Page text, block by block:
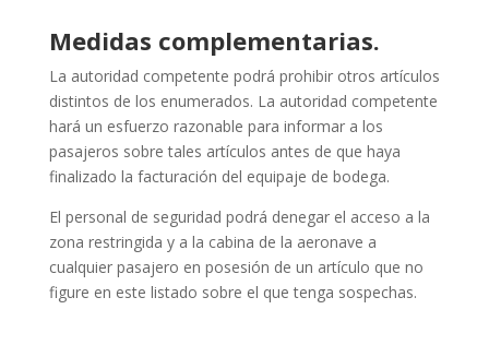
Medidas complementarias.
La autoridad competente podrá prohibir otros artículos
distintos de los enumerados. La autoridad competente
hará un esfuerzo razonable para informar a los
pasajeros sobre tales artículos antes de que haya
finalizado la facturación del equipaje de bodega.
El personal de seguridad podrá denegar el acceso a la
zona restringida y a la cabina de la aeronave a
cualquier pasajero en posesión de un artículo que no
figure en este listado sobre el que tenga sospechas.